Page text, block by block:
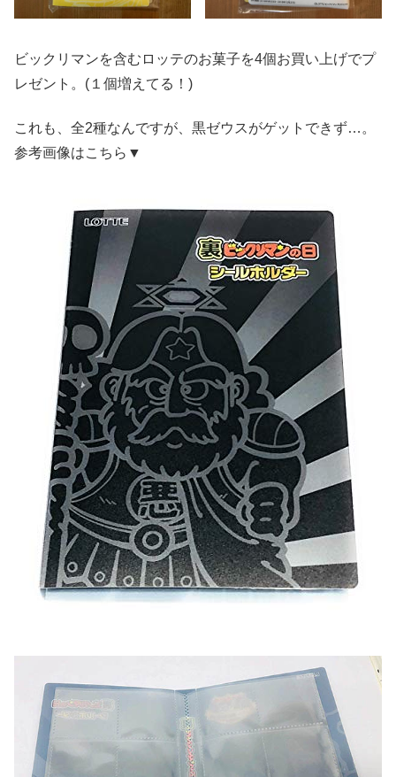
ビックリマンを含むロッテのお菓子を4個お買い上げでプ
レゼント。(１個増えてる！)
これも、全2種なんですが、黒ゼウスがゲットできず…。
参考画像はこちら▼